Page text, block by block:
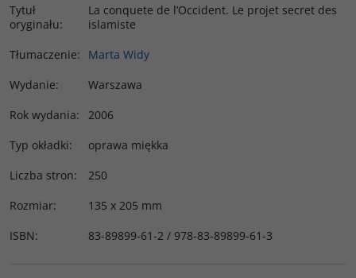
Tytuł
oryginału:
La conquete de l’Occident. Le projet secret des
islamiste
Tłumaczenie:
Marta Widy
Wydanie:
Warszawa
Rok wydania:
2006
Typ okładki:
oprawa miękka
Liczba stron:
250
Rozmiar:
135 x 205 mm
ISBN: 83-89899-61-2 / 978-83-89899-61-3